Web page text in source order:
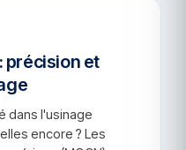
précision et
dans l'usinage
encore ? Les